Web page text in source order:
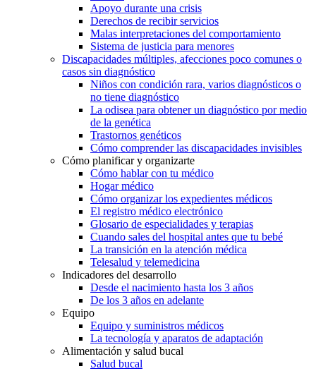
Apoyo durante una crisis
Derechos de recibir servicios
Malas interpretaciones del comportamiento
Sistema de justicia para menores
Discapacidades múltiples, afecciones poco comunes o
casos sin diagnóstico
Niños con condición rara, varios diagnósticos o
no tiene diagnóstico
La odisea para obtener un diagnóstico por medio
de la genética
Trastornos genéticos
Cómo comprender las discapacidades invisibles
Cómo planificar y organizarte
Cómo hablar con tu médico
Hogar médico
Cómo organizar los expedientes médicos
El registro médico electrónico
Glosario de especialidades y terapias
Cuando sales del hospital antes que tu bebé
La transición en la atención médica
Telesalud y telemedicina
Indicadores del desarrollo
Desde el nacimiento hasta los 3 años
De los 3 años en adelante
Equipo
Equipo y suministros médicos
La tecnología y aparatos de adaptación
Alimentación y salud bucal
Salud bucal